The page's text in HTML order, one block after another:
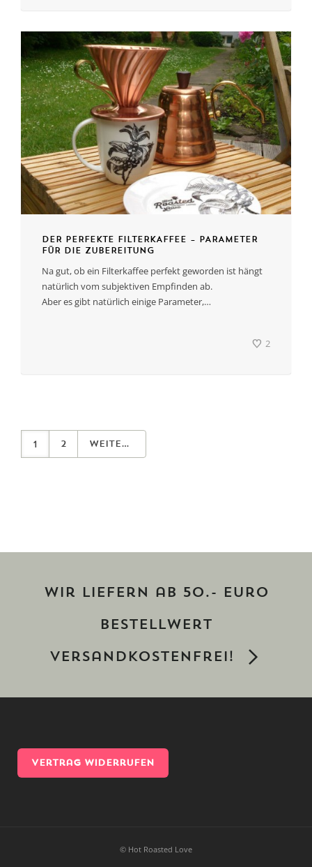
DER PERFEKTE FILTERKAFFEE – PARAMETER
FÜR DIE ZUBEREITUNG
Na gut, ob ein Filterkaffee perfekt geworden ist hängt
natürlich vom subjektiven Empfinden ab.
Aber es gibt natürlich einige Parameter,…
2
1 2 Weiter
Wir liefern ab 50.- Euro
Bestellwert
versandkostenfrei!
Vertrag widerrufen
© Hot Roasted Love